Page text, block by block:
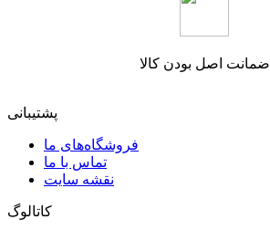
ضمانت اصل بودن کالا
پشتیبانی
فروشگاه‌های ما
تماس با ما
نقشه سایت
کاتالوگ